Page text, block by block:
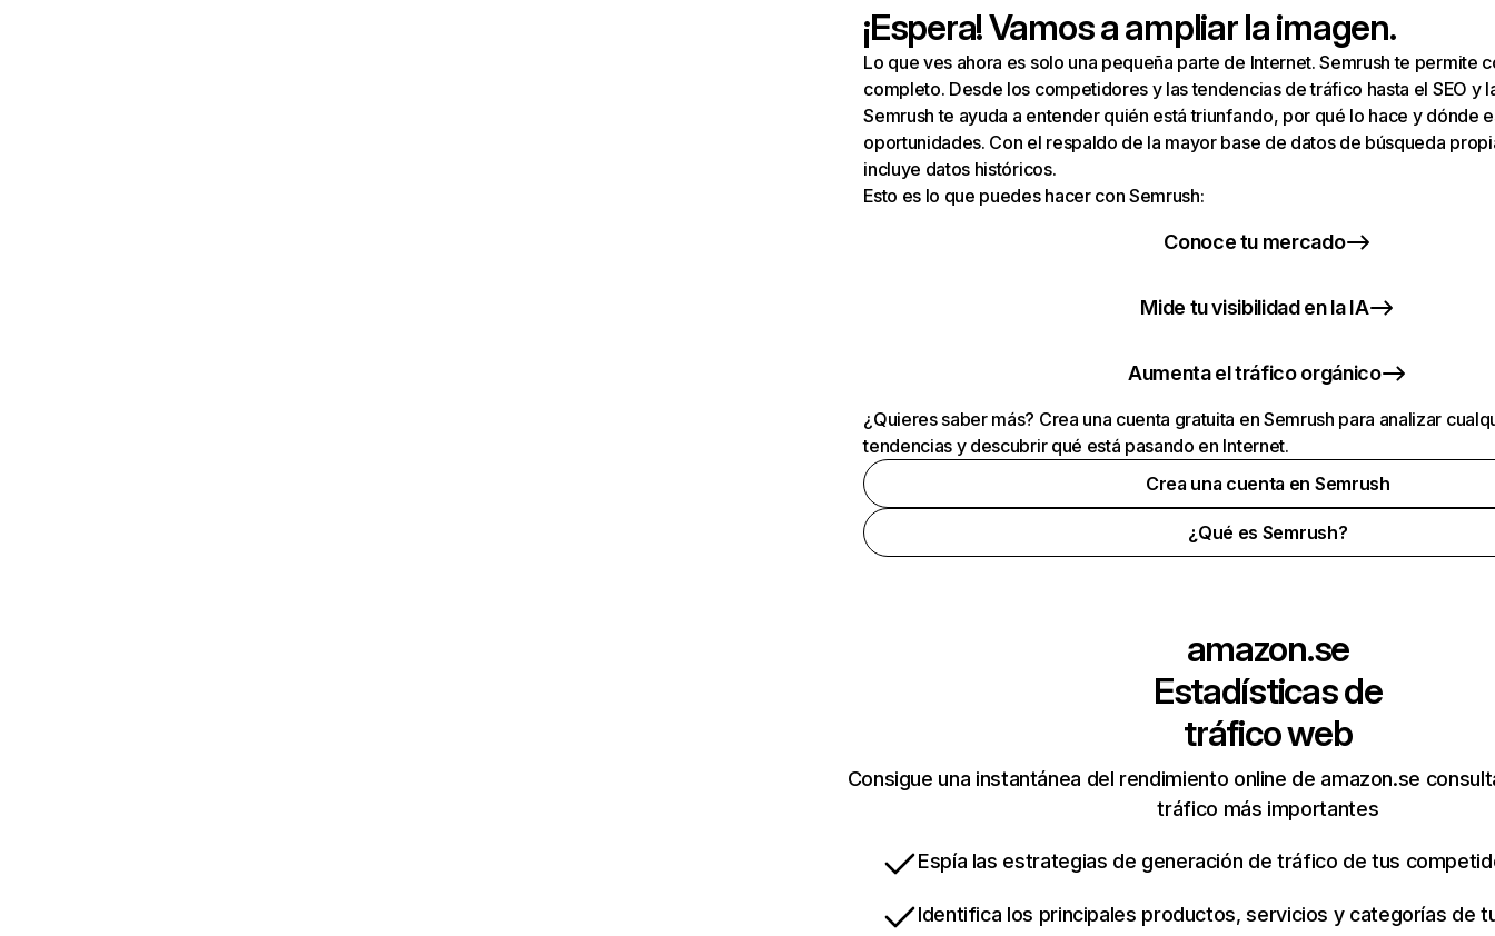
¡Espera! Vamos a ampliar la imagen.
Lo que ves ahora es solo una pequeña parte de Internet. Semrush te permite
completo. Desde los competidores y las tendencias de tráfico hasta el SEO y
Semrush te ayuda a entender quién está triunfando, por qué lo hace y dónde
oportunidades. Con el respaldo de la mayor base de datos de búsqueda
incluye datos históricos.
Esto es lo que puedes hacer con Semrush:
Conoce tu mercado
Mide tu visibilidad en la IA
Aumenta el tráfico orgánico
¿Quieres saber más? Crea una cuenta gratuita en Semrush para analizar
tendencias y descubrir qué está pasando en Internet.
Crea una cuenta en Semrush
¿Qué es Semrush?
amazon.se
Estadísticas de
tráfico web
Consigue una instantánea del rendimiento online de amazon.se
tráfico más importantes
Espía las estrategias de generación de tráfico de tus
Identifica los principales productos, servicios y categorías de